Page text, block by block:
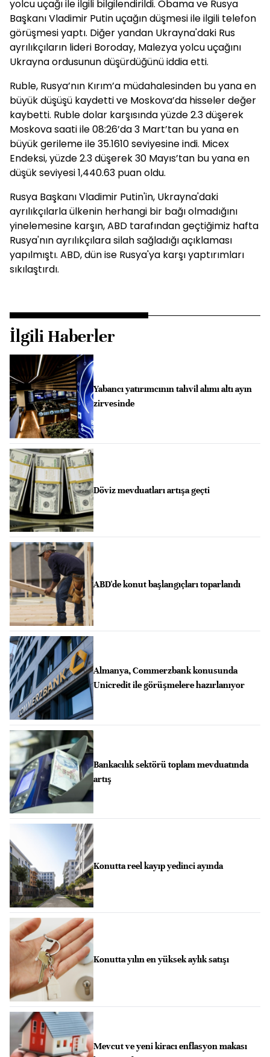
yolcu uçağı ile ilgili bilgilendirildi. Obama ve Rusya
Başkanı Vladimir Putin uçağın düşmesi ile ilgili telefon
görüşmesi yaptı. Diğer yandan Ukrayna'daki Rus
ayrılıkçıların lideri Boroday, Malezya yolcu uçağını
Ukrayna ordusunun düşürdüğünü iddia etti.
Ruble, Rusya’nın Kırım’a müdahalesinden bu yana en
büyük düşüşü kaydetti ve Moskova’da hisseler değer
kaybetti. Ruble dolar karşısında yüzde 2.3 düşerek
Moskova saati ile 08:26’da 3 Mart’tan bu yana en
büyük gerileme ile 35.1610 seviyesine indi. Micex
Endeksi, yüzde 2.3 düşerek 30 Mayıs’tan bu yana en
düşük seviyesi 1,440.63 puan oldu.
Rusya Başkanı Vladimir Putin'in, Ukrayna'daki
ayrılıkçılarla ülkenin herhangi bir bağı olmadığını
yinelemesine karşın, ABD tarafından geçtiğimiz hafta
Rusya'nın ayrılıkçılara silah sağladığı açıklaması
yapılmıştı. ABD, dün ise Rusya'ya karşı yaptırımları
sıkılaştırdı.
İlgili Haberler
Yabancı yatırımcının tahvil alımı altı ayın
zirvesinde
Döviz mevduatları artışa geçti
ABD'de konut başlangıçları toparlandı
Almanya, Commerzbank konusunda
Unicredit ile görüşmelere hazırlanıyor
Bankacılık sektörü toplam mevduatında
artış
Konutta reel kayıp yedinci ayında
Konutta yılın en yüksek aylık satışı
Mevcut ve yeni kiracı enflasyon makası